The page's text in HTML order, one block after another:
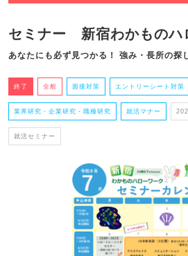
セミナー 新宿わかものハ
あなたにも必ず見つかる！ 強み・長所の探
終了 全般 面接対策 エントリーシート対策
業界研究・企業研究・職種研究 就活マナー
就活セミナー